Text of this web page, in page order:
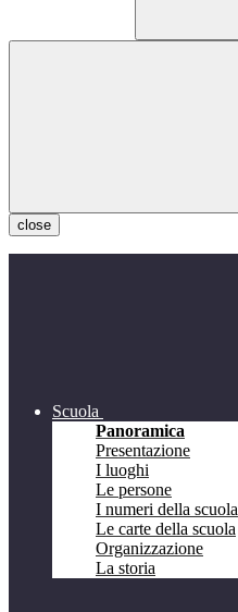
close
Scuola
Panoramica
Presentazione
I luoghi
Le persone
I numeri della scuola
Le carte della scuola
Organizzazione
La storia